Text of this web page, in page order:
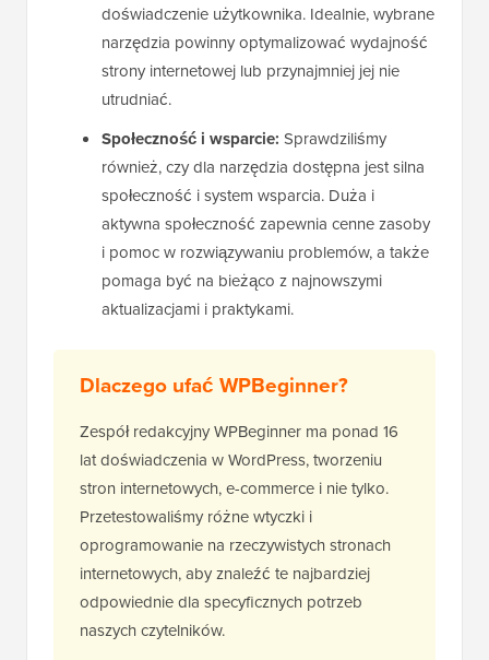
doświadczenie użytkownika. Idealnie, wybrane
narzędzia powinny optymalizować wydajność
strony internetowej lub przynajmniej jej nie
utrudniać.
Społeczność i wsparcie: Sprawdziliśmy
również, czy dla narzędzia dostępna jest silna
społeczność i system wsparcia. Duża i
aktywna społeczność zapewnia cenne zasoby
i pomoc w rozwiązywaniu problemów, a także
pomaga być na bieżąco z najnowszymi
aktualizacjami i praktykami.
Dlaczego ufać WPBeginner?
Zespół redakcyjny WPBeginner ma ponad 16
lat doświadczenia w WordPress, tworzeniu
stron internetowych, e-commerce i nie tylko.
Przetestowaliśmy różne wtyczki i
oprogramowanie na rzeczywistych stronach
internetowych, aby znaleźć te najbardziej
odpowiednie dla specyficznych potrzeb
naszych czytelników.